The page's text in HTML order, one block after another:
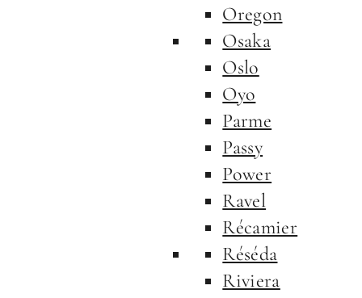
Oregon
Osaka
Oslo
Oyo
Parme
Passy
Power
Ravel
Récamier
Réséda
Riviera